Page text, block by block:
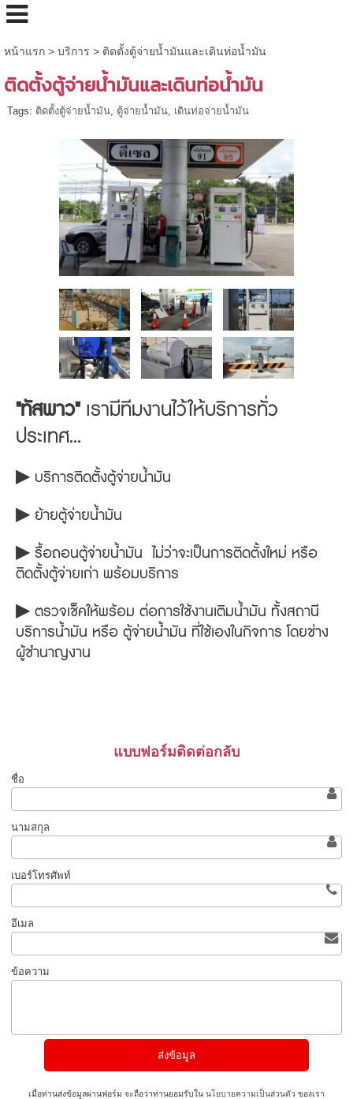
หน้าแรก> บริการ > ติดตั้งตู้จ่ายน้ำมันและเดินท่อน้ำมัน
ติดตั้งตู้จ่ายน้ำมันและเดินท่อน้ำมัน
Tags: ติดตั้งตู้จ่ายน้ำมัน, ตู้จ่ายน้ำมัน, เดินท่อจ่ายน้ำมัน
"ทัสพาว"เรามีทีมงานไว้ให้บริการทั่ว
ประเทศ...
▶ บริการติดตั้งตู้จ่ายน้ำมัน
▶ ย้ายตู้จ่ายน้ำมัน
▶ รื้อถอนตู้จ่ายน้ำมัน ไม่ว่าจะเป็นการติดตั้งใหม่ หรือ
ติดตั้งตู้จ่ายเก่า พร้อมบริการ
▶ ตรวจเช็คให้พร้อม ต่อการใช้งานเติมน้ำมัน ทั้งสถานี
บริการน้ำมัน หรือ ตู้จ่ายน้ำมัน ที่ใช้เองในกิจการ โดยช่าง
ผู้ชำนาญงาน
แบบฟอร์มติดต่อกลับ
ชื่อ
นามสกุล
เบอร์โทรศัพท์
อีเมล
ข้อความ
เมื่อท่านส่งข้อมูลผ่านฟอร์ม จะถือว่าท่านยอมรับใน นโยบายความเป็นส่วนตัว ของเรา